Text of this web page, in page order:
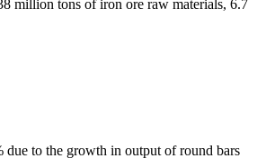
million tons of iron ore raw materials, 6.7
to the growth in output of round bars